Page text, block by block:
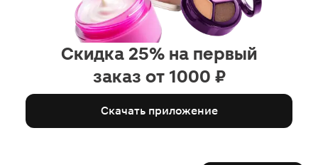
Скидка 25% на первый
заказ от 1000 ₽
Скачать приложение